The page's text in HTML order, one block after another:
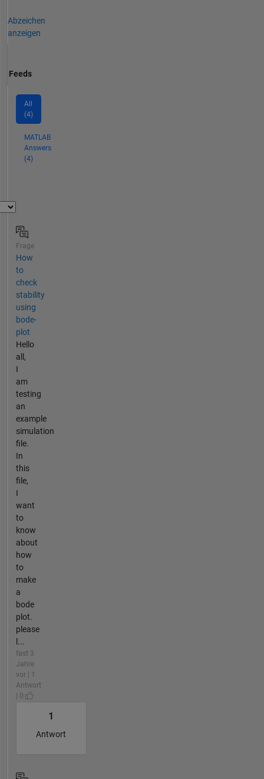
Abzeichen
anzeigen
Feeds
All
(4)
MATLAB
Answers
(4)
Frage
How
to
check
stability
using
bode-
plot
Hello
all,
I
am
testing
an
example
simulation
file.
In
this
file,
I
want
to
know
about
how
to
make
a
bode
plot.
please
l...
fast 3
Jahre
vor | 1
Antwort
| 0
1
Antwort